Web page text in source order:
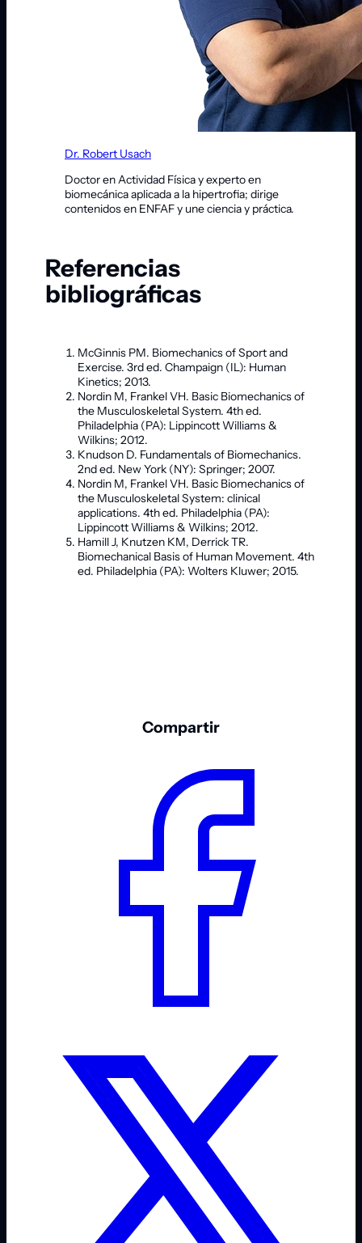
Dr. Robert Usach
Doctor en Actividad Física y experto en
biomecánica aplicada a la hipertrofia; dirige
contenidos en ENFAF y une ciencia y práctica.
Referencias
bibliográficas
McGinnis PM. Biomechanics of Sport and
Exercise. 3rd ed. Champaign (IL): Human
Kinetics; 2013.
Nordin M, Frankel VH. Basic Biomechanics of
the Musculoskeletal System. 4th ed.
Philadelphia (PA): Lippincott Williams &
Wilkins; 2012.
Knudson D. Fundamentals of Biomechanics.
2nd ed. New York (NY): Springer; 2007.
Nordin M, Frankel VH. Basic Biomechanics of
the Musculoskeletal System: clinical
applications. 4th ed. Philadelphia (PA):
Lippincott Williams & Wilkins; 2012.
Hamill J, Knutzen KM, Derrick TR.
Biomechanical Basis of Human Movement. 4th
ed. Philadelphia (PA): Wolters Kluwer; 2015.
Compartir